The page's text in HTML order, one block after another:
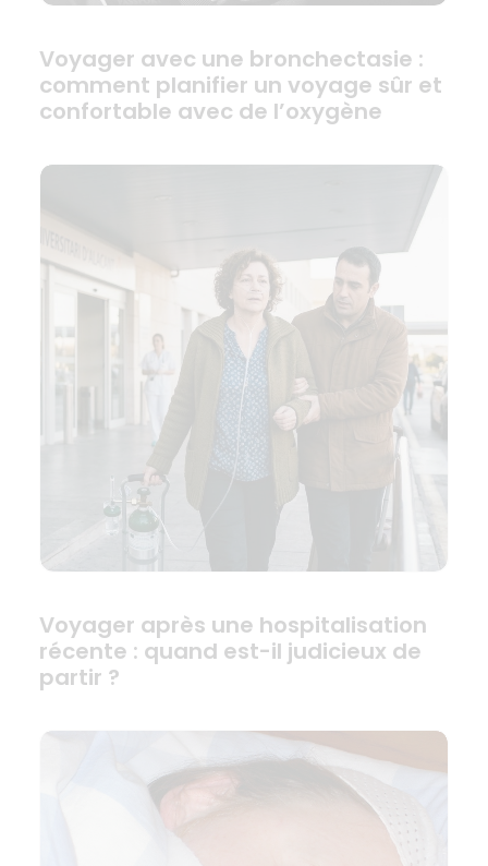
Voyager avec une bronchectasie :
comment planifier un voyage sûr et
confortable avec de l’oxygène
Voyager après une hospitalisation
récente : quand est-il judicieux de
partir ?